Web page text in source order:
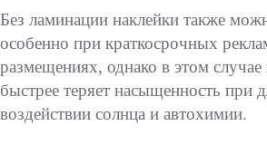
Без ламинации наклейки также
особенно при краткосрочных
размещениях, однако в этом
быстрее теряет насыщенность при
воздействии солнца и автохимии.